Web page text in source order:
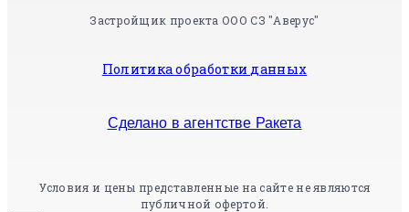
Застройщик проекта ООО СЗ "Аверус"
Политика обработки данных
Сделано в агентстве Ракета
Условия и цены представленные на сайте не являются
публичной офертой.